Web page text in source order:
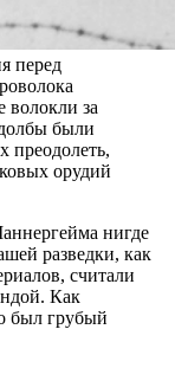
перед
волокли за
были
преодолеть,
орудий
нигде
разведки, как
считали
Как
был грубый